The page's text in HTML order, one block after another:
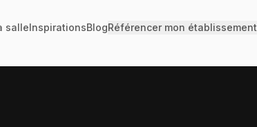
salleInspirationsBlogRéférencer mon établissement